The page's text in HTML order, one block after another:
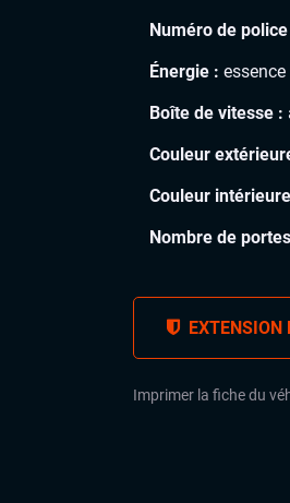
Numéro de
Énergie : essence
Boîte de vitesse :
Couleur
Couleur
Nombre de
EXTENSION
Imprimer la fiche du